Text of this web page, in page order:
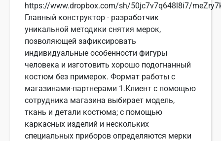
https://www.dropbox.com/sh/50jc7v7q648l8i7/
Главный конструктор - разработчик
уникальной методики снятия мерок,
позволяющей зафиксировать
индивидуальные особенности фигуры
человека и изготовить хорошо подогнанный
костюм без примерок. Формат работы с
магазинами-партнерами 1.Клиент с помощью
сотрудника магазина выбирает модель,
ткань и детали костюма; с помощью
каркасных изделий и нескольких
специальных приборов определяются мерки